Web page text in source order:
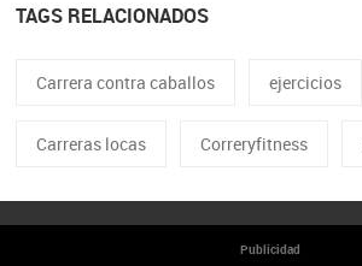
TAGS RELACIONADOS
Carrera contra caballos ejercicios
Carreras locas Correryfitness
Publicidad